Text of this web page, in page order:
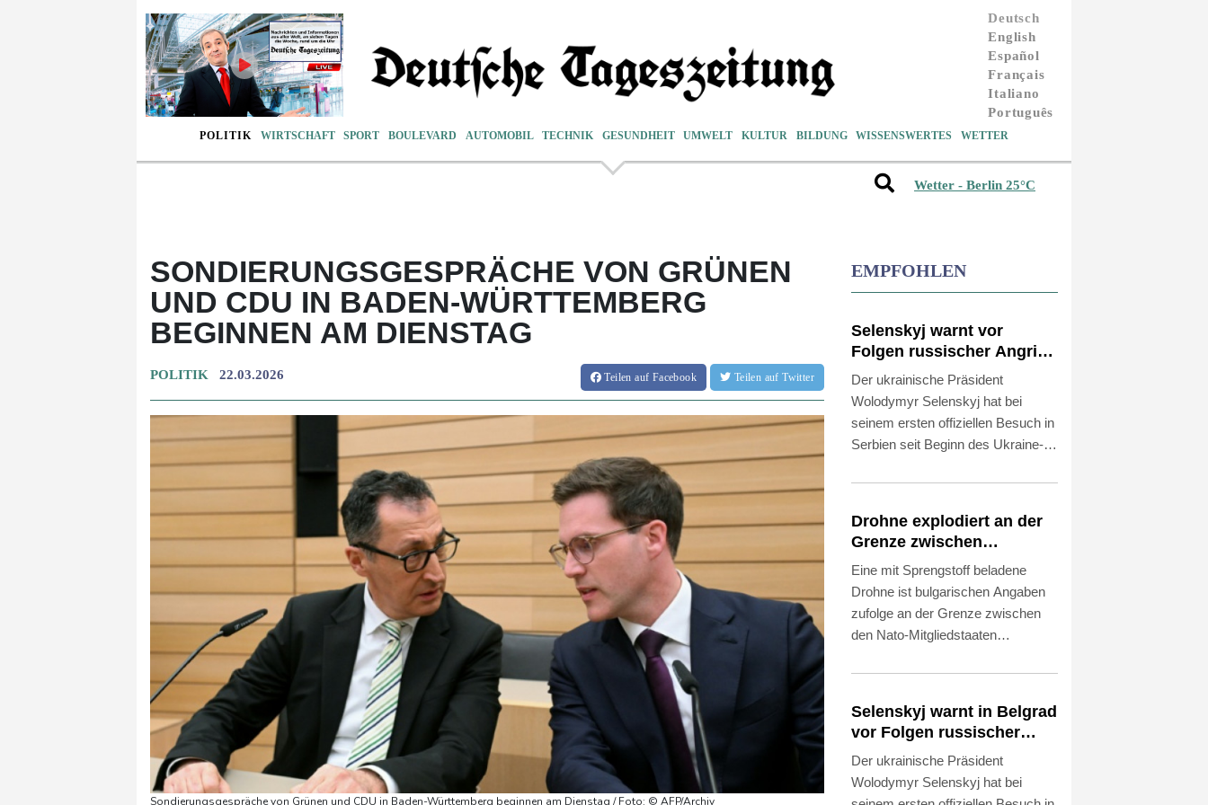
Deutsch
English
Español
Français
Italiano
Português
POLITIK WIRTSCHAFT SPORT BOULEVARD AUTOMOBIL TECHNIK GESUNDHEIT UMWELT KULTUR BILDUNG WISSENSWERTES WETTER
Wetter - Berlin 25°C
SONDIERUNGSGESPRÄCHE VON GRÜNEN
UND CDU IN BADEN-WÜRTTEMBERG
BEGINNEN AM DIENSTAG
POLITIK 22.03.2026 Teilenauf Facebook Teilen auf Twitter
Sondierungsgespräche von Grünen und CDU in Baden-Württemberg beginnen am Dienstag / Foto: © AFP/Archiv
EMPFOHLEN
Selenskyj warnt vor
Folgen russischer Angriffe
- Vucic für Integrität der
Ukraine
Der ukrainische Präsident
Wolodymyr Selenskyj hat bei
seinem ersten offiziellen Besuch in
Serbien seit Beginn des Ukraine-
verstärkten russischen Angriffe für
Die Ukraine habe "praktisch keine
intakten Wärmekraftwerke mehr",
sagte Selenskyj am Samstag nach
Gesprächen mit Präsident
Aleksandar Vucic in Belgrad. Vucic
schloss eine militärische
Unterstützung Serbiens für deren
territoriale Integrität.
Drohne explodiert an der
Grenze zwischen
Rumänien und Bulgarien
nahe Gaspipeline
Eine mit Sprengstoff beladene
Drohne ist bulgarischen Angaben
zufolge an der Grenze zwischen
den Nato-Mitgliedstaaten
explodiert. "Die Drohne ist in
Grenzübergangs Kardam zu
Rumänien" nahe dem Schwarzen
Meer im Nordosten des Landes "in
1000 Metern Entfernung zur
Selenskyj warnt in Belgrad
vor Folgen russischer
Angriffe für den Winter
Der ukrainische Präsident
Wolodymyr Selenskyj hat bei